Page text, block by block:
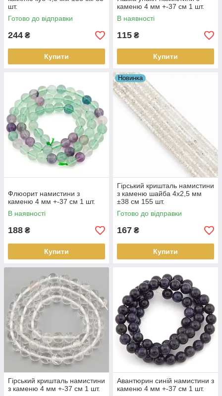
шт.
Готово до відправки
244 ₴
Купити
каменю 4 мм +-37 см 1 шт.
В наявності
115 ₴
Купити
Флюорит намистини з
каменю 4 мм +-37 см 1 шт.
В наявності
188 ₴
Купити
Новинка
Гірський кришталь намистини
з каменю шайба 4х2,5 мм
±38 см 155 шт.
Готово до відправки
167 ₴
Купити
Гірський кришталь намистини
з каменю 4 мм +-37 см 1 шт.
Авантюрин синій намистини з
каменю 4 мм +-37 см 1 шт.